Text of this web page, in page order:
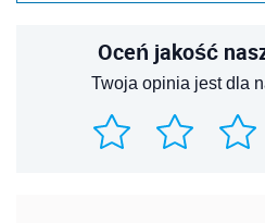
Oceń jakość
Twoja opinia jest dla